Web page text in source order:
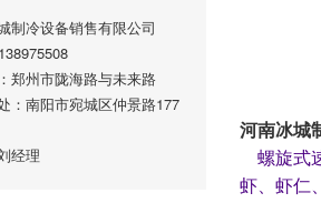
制冷设备销售有限公司
郑州市陇海路与未来路
：南阳市宛城区仲景路177
经理
河南冰城
螺旋式
虾、虾仁